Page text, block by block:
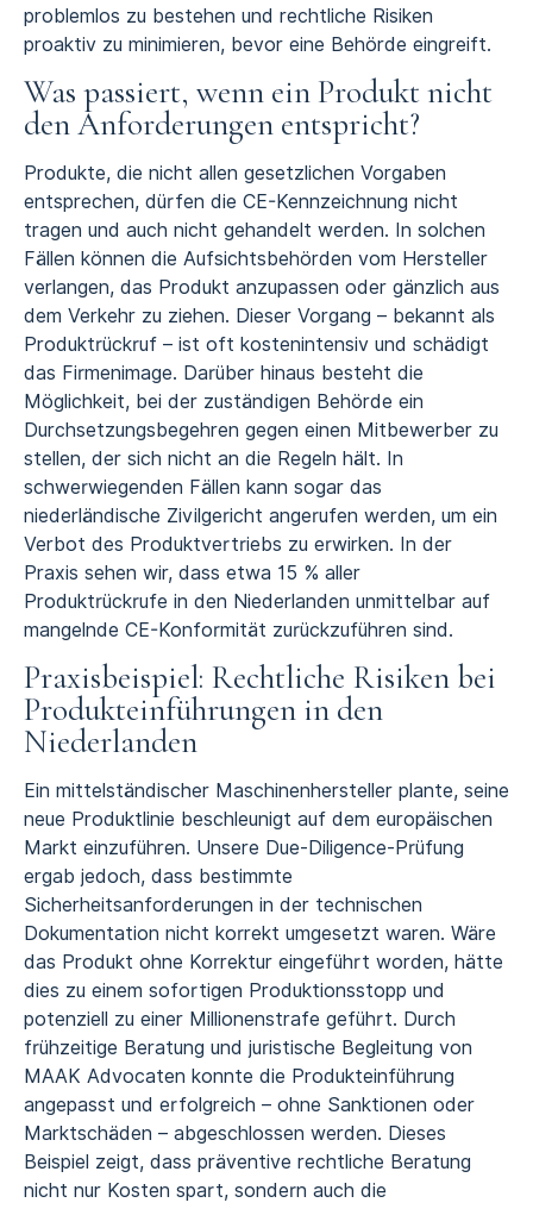
problemlos zu bestehen und rechtliche Risiken
proaktiv zu minimieren, bevor eine Behörde eingreift.
Was passiert, wenn ein Produkt nicht
den Anforderungen entspricht?
Produkte, die nicht allen gesetzlichen Vorgaben
entsprechen, dürfen die CE-Kennzeichnung nicht
tragen und auch nicht gehandelt werden. In solchen
Fällen können die Aufsichtsbehörden vom Hersteller
verlangen, das Produkt anzupassen oder gänzlich aus
dem Verkehr zu ziehen. Dieser Vorgang – bekannt als
Produktrückruf – ist oft kostenintensiv und schädigt
das Firmenimage. Darüber hinaus besteht die
Möglichkeit, bei der zuständigen Behörde ein
Durchsetzungsbegehren gegen einen Mitbewerber zu
stellen, der sich nicht an die Regeln hält. In
schwerwiegenden Fällen kann sogar das
niederländische Zivilgericht angerufen werden, um ein
Verbot des Produktvertriebs zu erwirken. In der
Praxis sehen wir, dass etwa 15 % aller
Produktrückrufe in den Niederlanden unmittelbar auf
mangelnde CE-Konformität zurückzuführen sind.
Praxisbeispiel: Rechtliche Risiken bei
Produkteinführungen in den
Niederlanden
Ein mittelständischer Maschinenhersteller plante, seine
neue Produktlinie beschleunigt auf dem europäischen
Markt einzuführen. Unsere Due-Diligence-Prüfung
ergab jedoch, dass bestimmte
Sicherheitsanforderungen in der technischen
Dokumentation nicht korrekt umgesetzt waren. Wäre
das Produkt ohne Korrektur eingeführt worden, hätte
dies zu einem sofortigen Produktionsstopp und
potenziell zu einer Millionenstrafe geführt. Durch
frühzeitige Beratung und juristische Begleitung von
MAAK Advocaten konnte die Produkteinführung
angepasst und erfolgreich – ohne Sanktionen oder
Marktschäden – abgeschlossen werden. Dieses
Beispiel zeigt, dass präventive rechtliche Beratung
nicht nur Kosten spart, sondern auch die